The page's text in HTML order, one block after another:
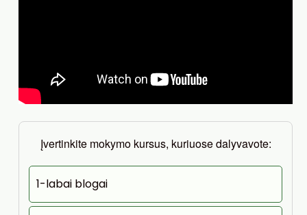
Įvertinkite mokymo kursus, kuriuose dalyvavote:
1-labai blogai